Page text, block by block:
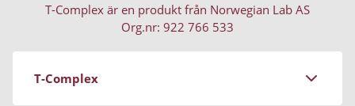
T-Complex är en produkt från Norwegian Lab AS
Org.nr: 922 766 533
T-Complex